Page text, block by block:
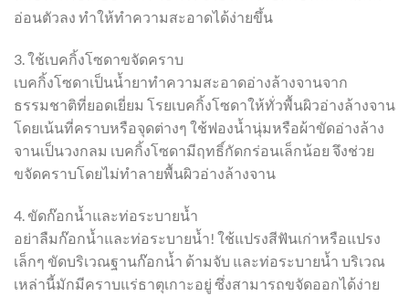
อ่อนตัวลง ทำให้ทำความสะอาดได้ง่ายขึ้น
3. ใช้เบคกิ้งโซดาขจัดคราบ
เบคกิ้งโซดาเป็นน้ำยาทำความสะอาดอ่างล้างจานจาก
ธรรมชาติที่ยอดเยี่ยม โรยเบคกิ้งโซดาให้ทั่วพื้นผิวอ่างล้างจาน
โดยเน้นที่คราบหรือจุดต่างๆ ใช้ฟองน้ำนุ่มหรือผ้าขัดอ่างล้าง
จานเป็นวงกลม เบคกิ้งโซดามีฤทธิ์กัดกร่อนเล็กน้อย จึงช่วย
ขจัดคราบโดยไม่ทำลายพื้นผิวอ่างล้างจาน
4. ขัดก๊อกน้ำและท่อระบายน้ำ
อย่าลืมก๊อกน้ำและท่อระบายน้ำ! ใช้แปรงสีฟันเก่าหรือแปรง
เล็กๆ ขัดบริเวณฐานก๊อกน้ำ ด้ามจับ และท่อระบายน้ำ บริเวณ
เหล่านี้มักมีคราบแร่ธาตุเกาะอยู่ ซึ่งสามารถขจัดออกได้ง่าย